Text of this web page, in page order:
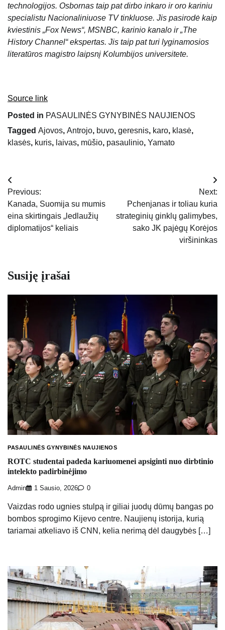
technologijos. Osbornas taip pat dirbo inkaro ir oro kariniu
specialistu Nacionaliniuose TV tinkluose. Jis pasirodė kaip
kviestinis „Fox News“, MSNBC, karinio kanalo ir „The
History Channel“ ekspertas. Jis taip pat turi lyginamosios
literatūros magistro laipsnį Kolumbijos universitete.
Source link
Posted in PASAULINĖS GYNYBINĖS NAUJIENOS
Tagged Ajovos, Antrojo, buvo, geresnis, karo, klasė,
klasės, kuris, laivas, mūšio, pasaulinio, Yamato
Navigacija
tarp
įrašų
Previous:
Kanada, Suomija su mumis
eina skirtingais „ledlaužių
diplomatijos“ keliais
Next:
Pchenjanas ir toliau kuria
strateginių ginklų galimybes,
sako JK pajėgų Korėjos
viršininkas
Susiję įrašai
PASAULINĖS GYNYBINĖS NAUJIENOS
ROTC studentai padeda kariuomenei apsiginti nuo dirbtinio
intelekto padirbinėjimo
Admin 1 Sausio, 2026 0
Vaizdas rodo ugnies stulpą ir giliai juodų dūmų bangas po
bombos sprogimo Kijevo centre. Naujienų istorija, kurią
tariamai atkeliavo iš CNN, kelia nerimą dėl daugybės […]